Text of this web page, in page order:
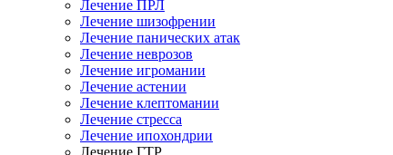
Лечение ПРЛ
Лечение шизофрении
Лечение панических атак
Лечение неврозов
Лечение игромании
Лечение астении
Лечение клептомании
Лечение стресса
Лечение ипохондрии
Лечение ГТР